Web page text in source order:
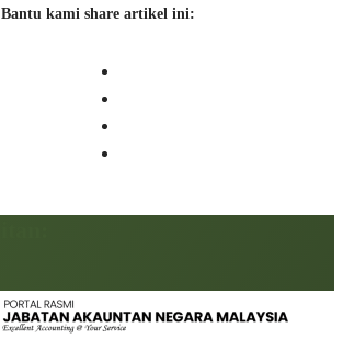
Bantu kami share artikel ini: